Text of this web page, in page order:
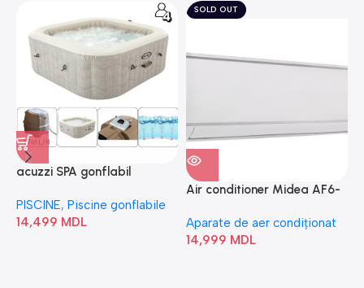
acuzzi SPA gonflabil
Bubble” 28446
PISCINE, Piscine gonflabile
14,499 MDL
SOLD OUT
Air conditioner Midea AF6-
Aparate de aer condiționat
14,999 MDL